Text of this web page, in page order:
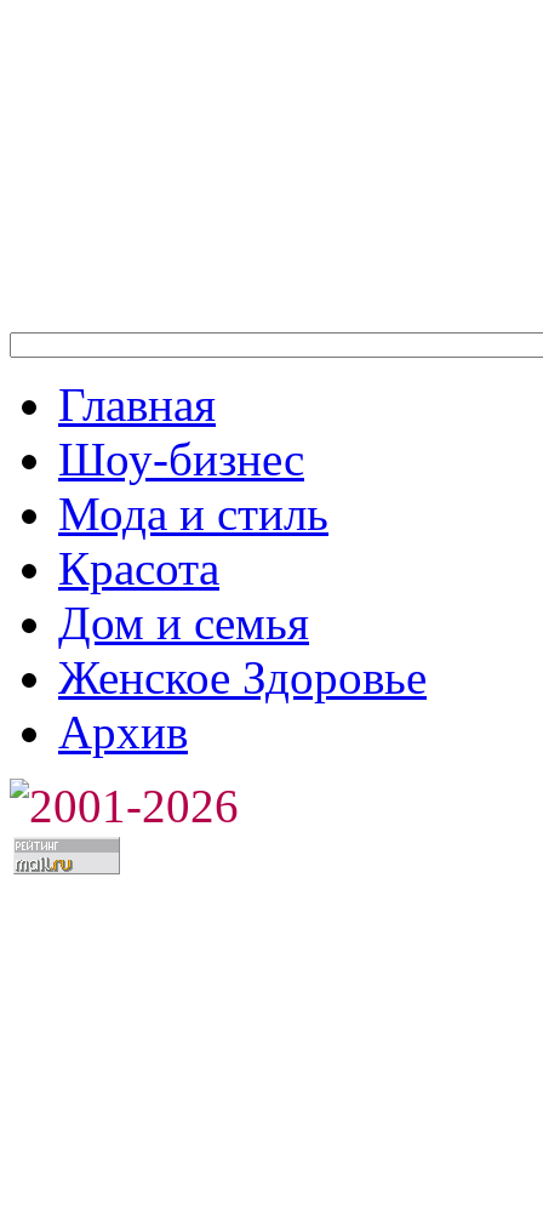
Главная
Шоу-бизнес
Мода и стиль
Красота
Дом и семья
Женское Здоровье
Архив
2001-2026